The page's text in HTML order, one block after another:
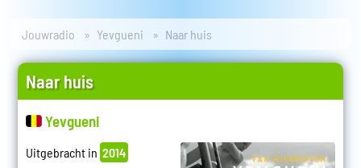
Jouwradio Yevgueni Naar huis
Naar huis
Yevgueni
Uitgebracht in 2014